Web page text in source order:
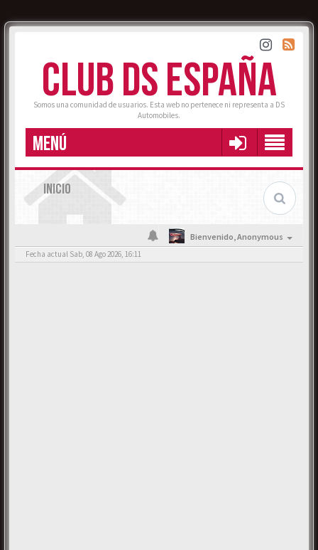
CLUB DS ESPAÑA
Somos una comunidad de usuarios. Esta web no pertenece ni representa a DS
Automobiles.
MENÚ
INICIO
Bienvenido,Anonymous
Fecha actual Sab, 08 Ago 2026, 16:11